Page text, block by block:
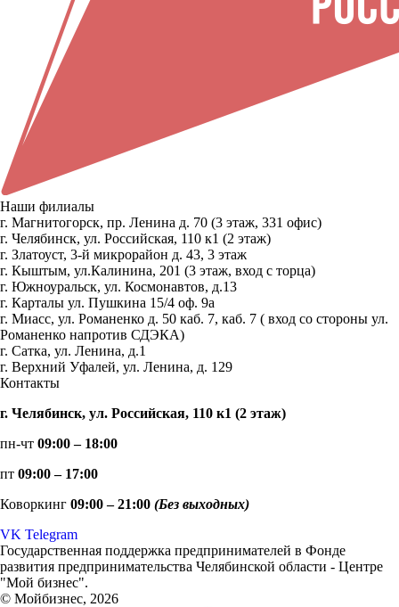
Наши филиалы
г. Магнитогорск, пр. Ленина д. 70 (3 этаж, 331 офис)
г. Челябинск, ул. Российская, 110 к1 (2 этаж)
г. Златоуст, 3-й микрорайон д. 43, 3 этаж
г. Кыштым, ул.Калинина, 201 (3 этаж, вход с торца)
г. Южноуральск, ул. Космонавтов, д.13
г. Карталы ул. Пушкина 15/4 оф. 9а
г. Миасс, ул. Романенко д. 50 каб. 7, каб. 7 ( вход со стороны ул.
Романенко напротив СДЭКА)
г. Сатка, ул. Ленина, д.1
г. Верхний Уфалей, ул. Ленина, д. 129
Контакты
г. Челябинск, ул. Российская, 110 к1 (2 этаж)
пн-чт 09:00 – 18:00
пт 09:00 – 17:00
Коворкинг 09:00 – 21:00 (Без выходных)
VK Telegram
Государственная поддержка предпринимателей в Фонде
развития предпринимательства Челябинской области - Центре
"Мой бизнес".
© Мойбизнес, 2026